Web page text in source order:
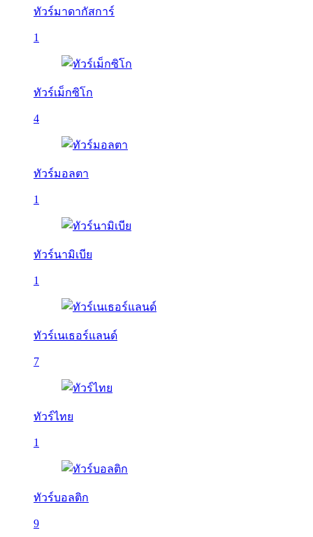
ทัวร์มาดากัสการ์
1
ทัวร์เม็กซิโก
4
ทัวร์มอลตา
1
ทัวร์นามิเบีย
1
ทัวร์เนเธอร์แลนด์
7
ทัวร์ไทย
1
ทัวร์บอลติก
9